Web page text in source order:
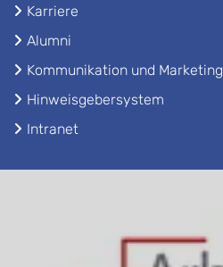
Karriere
Alumni
Kommunikation und Marketing
Hinweisgebersystem
Intranet